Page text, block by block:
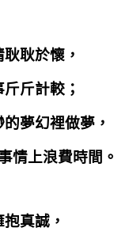
耿於懷，
斤計較；
夢幻裡做夢，
情上浪費時間。
真誠，